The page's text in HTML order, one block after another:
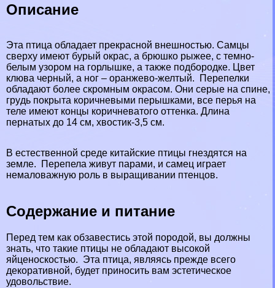
Описание
Эта птица обладает прекрасной внешностью. Самцы
сверху имеют бурый окрас, а брюшко рыжее, с темно-
белым узором на горлышке, а также подбородке. Цвет
клюва черный, а ног – оранжево-желтый. Перепелки
обладают более скромным окрасом. Они серые на спине,
гpyдь покрыта коричневыми перышками, все перья на
теле имеют концы коричневатого оттенка. Длина
пернатых до 14 см, хвостик-3,5 см.
В естественной среде китайские птицы гнездятся на
земле. Перепела живут парами, и самец играет
немаловажную роль в выращивании птенцов.
Содержание и питание
Перед тем как обзавестись этой породой, вы должны
знать, что такие птицы не обладают высокой
яйценоскостью. Эта птица, являясь прежде всего
декоративной, будет приносить вам эстетическое
удовольствие.